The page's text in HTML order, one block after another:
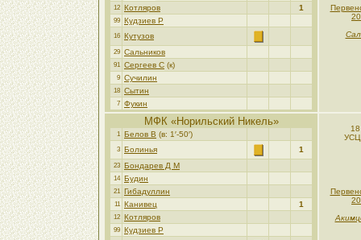
12 Котляров 1
99 Кудзиев Р
16 Кутузов
29 Сальников
91 Сергеев С (к)
9 Сучилин
18 Сытин
7 Фукин
МФК «Норильский Никель»
1 Белов В (в: 1′-50′)
3 Болинья 1
23 Бондарев Д М
14 Будин
21 Гибадуллин
11 Канивец 1
12 Котляров
99 Кудзиев Р
УСЦ